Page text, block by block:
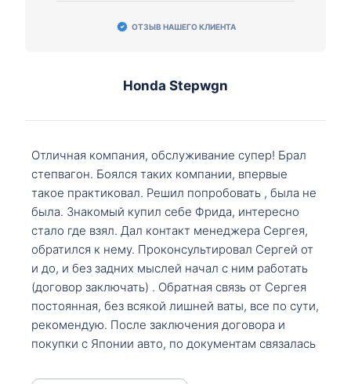
ОТЗЫВ НАШЕГО КЛИЕНТА
Honda Stepwgn
Отличная компания, обслуживание супер! Брал
степвагон. Боялся таких компании, впервые
такое практиковал. Решил попробовать , была не
была. Знакомый купил себе Фрида, интересно
стало где взял. Дал контакт менеджера Сергея,
обратился к нему. Проконсультировал Сергей от
и до, и без задних мыслей начал с ним работать
(договор заключать) . Обратная связь от Сергея
постоянная, без всякой лишней ваты, все по сути,
рекомендую. После заключения договора и
покупки с Японии авто, по документам связалась